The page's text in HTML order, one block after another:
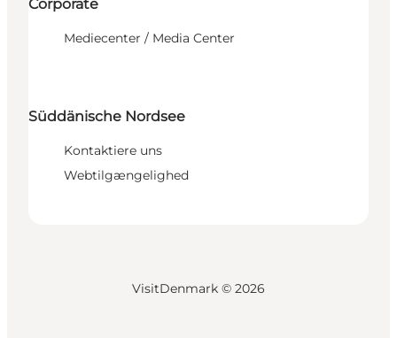
Corporate
Mediecenter / Media Center
Süddänische Nordsee
Kontaktiere uns
Webtilgængelighed
VisitDenmark © 2026